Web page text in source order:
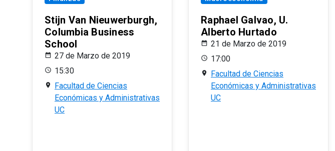
Stijn Van Nieuwerburgh,
Columbia Business
School
27 de Marzo de 2019
15:30
Facultad de Ciencias
Económicas y Administrativas
UC
Raphael Galvao, U.
Alberto Hurtado
21 de Marzo de 2019
17:00
Facultad de Ciencias
Económicas y Administrativas
UC